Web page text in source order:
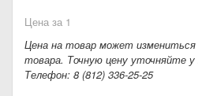
Цена за 1
Цена на товар может измениться
товара. Точную цену уточняйте у
Телефон: 8 (812) 336-25-25